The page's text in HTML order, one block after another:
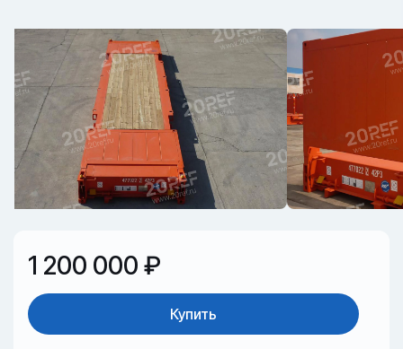
1 200 000 ₽
Купить